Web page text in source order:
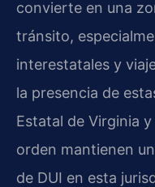
convierte en una
tránsito,
interestatales y
la presencia de
Estatal de Virginia
orden mantienen
de DUI en esta